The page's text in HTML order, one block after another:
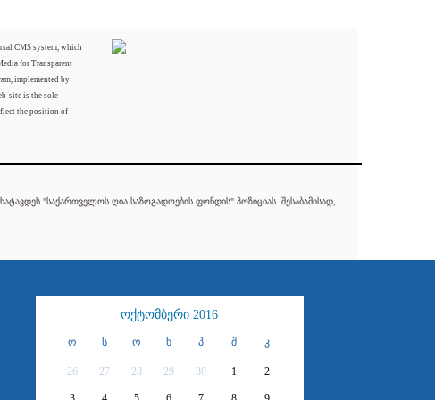
CMS system, which
for Transparent
implemented by
site is the sole
the position of
"საქართველოს ღია საზოგადოების ფონდის" პოზიციას. შესაბამისად,
ოქტომბერი 2016
ო ს ო ხ პ შ კ
26 27 28 29 30 1 2